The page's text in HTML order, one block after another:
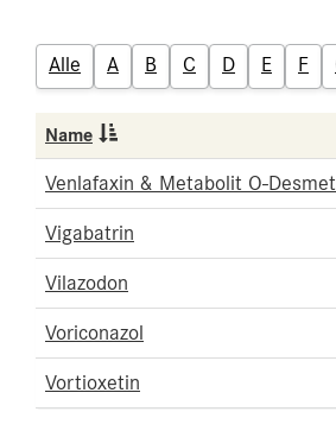
Alle A B C D E F
Name
Venlafaxin & Metabolit O-
Vigabatrin
Vilazodon
Voriconazol
Vortioxetin